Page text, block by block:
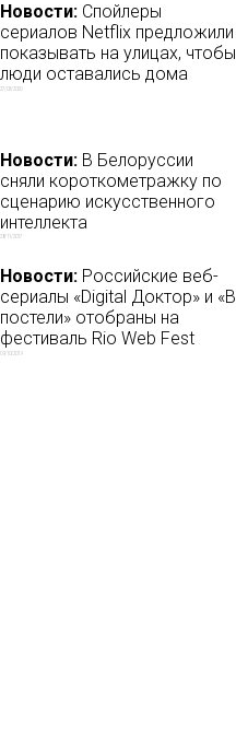
Новости: Спойлеры
сериалов Netflix предложили
показывать на улицах, чтобы
люди оставались дома
27/03/2020
Новости: В Белоруссии
сняли короткометражку по
сценарию искусственного
интеллекта
28/11/2017
Новости: Российские веб-
сериалы «Digital Доктор» и «В
постели» отобраны на
фестиваль Rio Web Fest
09/10/2019